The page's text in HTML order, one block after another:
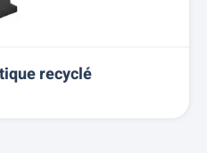
recyclé